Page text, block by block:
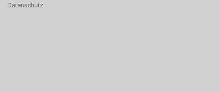
Datenschutz